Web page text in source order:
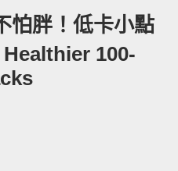
怕胖！低卡小點
100-